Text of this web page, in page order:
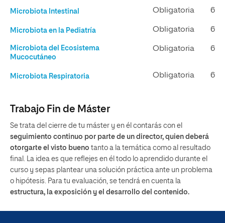
Microbiota Intestinal Obligatoria 6
Microbiota en la Pediatría Obligatoria 6
Microbiota del Ecosistema
Mucocutáneo
Obligatoria 6
Microbiota Respiratoria Obligatoria 6
Trabajo Fin de Máster
Se trata del cierre de tu máster y en él contarás con el
seguimiento continuo por parte de un director, quien deberá
otorgarte el visto bueno tanto a la temática como al resultado
final. La idea es que reflejes en él todo lo aprendido durante el
curso y sepas plantear una solución práctica ante un problema
o hipótesis. Para tu evaluación, se tendrá en cuenta la
estructura, la exposición y el desarrollo del contenido.